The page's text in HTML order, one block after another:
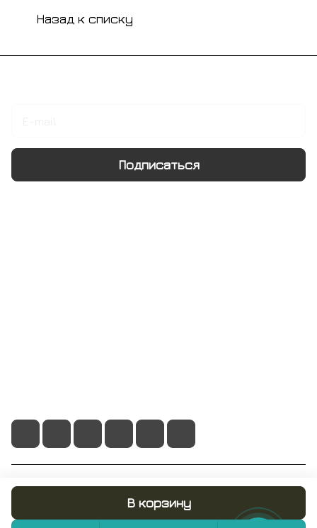
В корзину
Назад к списку
Подписаться
© 2026 RUMIX.SHOP